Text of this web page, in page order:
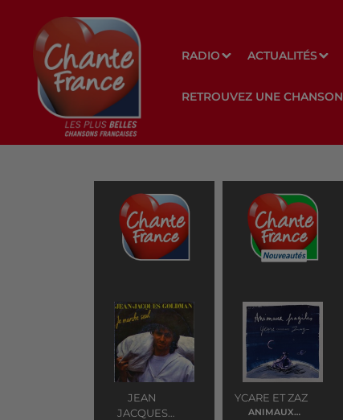
RADIO ACTUALITÉS
RETROUVEZ UNE CHANSON
JEAN
JACQUES
YCARE ET ZAZ
ANIMAUX